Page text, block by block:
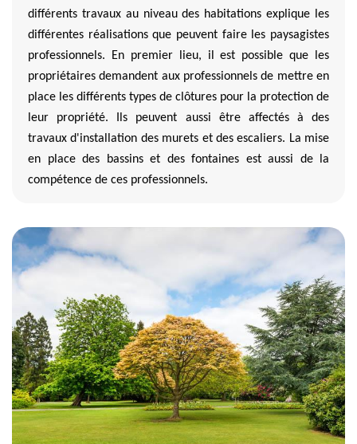
différents travaux au niveau des habitations explique les
différentes réalisations que peuvent faire les paysagistes
professionnels. En premier lieu, il est possible que les
propriétaires demandent aux professionnels de mettre en
place les différents types de clôtures pour la protection de
leur propriété. Ils peuvent aussi être affectés à des
travaux d'installation des murets et des escaliers. La mise
en place des bassins et des fontaines est aussi de la
compétence de ces professionnels.